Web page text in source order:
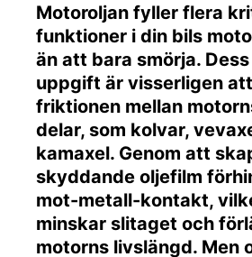
Motoroljan fyller flera
funktioner i din bils
än att bara smörja.
uppgift är visserligen
friktionen mellan
delar, som kolvar,
kamaxel. Genom att
skyddande oljefilm
mot-metall-kontakt,
minskar slitaget och
motorns livslängd. Men